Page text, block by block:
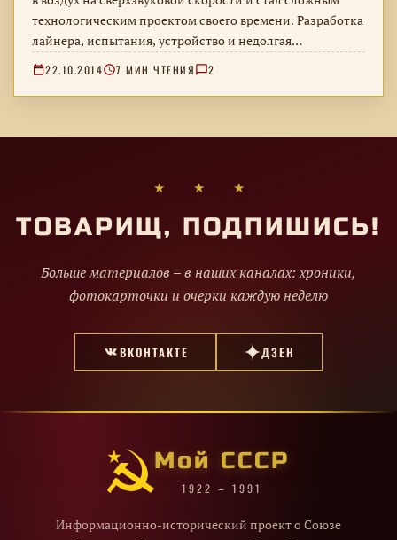
технологическим проектом своего времени. Разработка
лайнера, испытания, устройство и недолгая
пассажирская эксплуатация.
22.10.2014 7 МИН ЧТЕНИЯ 2
★ ★ ★
ТОВАРИЩ, ПОДПИШИСЬ!
Больше материалов – в наших каналах: хроники,
фотокарточки и очерки каждую неделю
ВКОНТАКТЕ ДЗЕН
Мой СССР
1922 – 1991
Информационно-исторический проект о Союзе